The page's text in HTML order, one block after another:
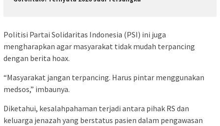
Politisi Partai Solidaritas Indonesia (PSI) ini juga
mengharapkan agar masyarakat tidak mudah terpancing
dengan berita hoax.
“Masyarakat jangan terpancing. Harus pintar menggunakan
medsos,” imbaunya.
Diketahui, kesalahpahaman terjadi antara pihak RS dan
keluarga jenazah yang berstatus pasien dalam pengawasan